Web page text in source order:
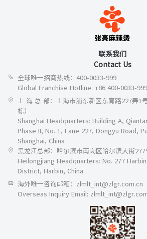
联系我们
Contact Us
全球唯一招商热线：400-0033-999
Global Franchise Hotline: +86 400-0033-999
上 海 总 部：上海市浦东新区东育路227弄1
栋）
Shanghai Headquarters: Building A,
Phase II, No. 1, Lane 227, Dongyu Road,
Shanghai, China
黑龙江总部：哈尔滨市南岗区哈尔滨大街277
Heilongjiang Headquarters: No. 277
District, Harbin, China
海外唯一咨询邮箱：zlmlt_int@zlgr.com.cn
Overseas Inquiry Email: